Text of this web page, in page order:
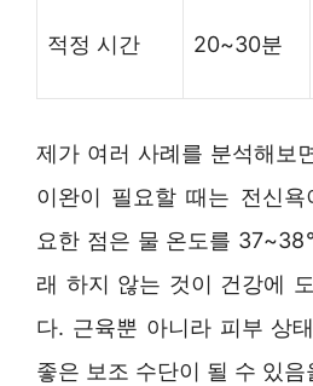
적정 시간 20~30분
제가 여러 사례를 분석해보
이완이 필요할 때는 전신
요한 점은 물 온도를
래 하지 않는 것이 건강에
다. 근육뿐 아니라 피부 상
좋은 보조 수단이 될 수 있음